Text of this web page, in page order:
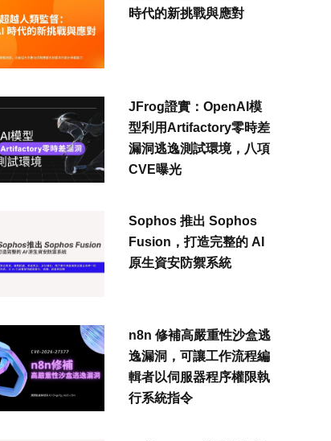
時代的新挑戰與應對
JFrog證實：OpenAI模
型利用Artifactory零時差
漏洞逃逸測試環境，八項
CVE曝光
Sophos 推出 Sophos
Fusion，打造完整的 AI
原生資安防禦系統
n8n 修補高嚴重性沙盒逃
逸漏洞，可讓工作流程編
輯者以伺服器程序權限執
行系統指令